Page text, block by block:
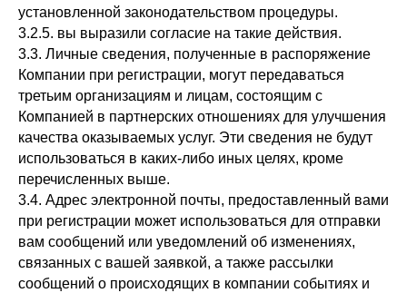
установленной законодательством процедуры.
3.2.5. вы выразили согласие на такие действия.
3.3. Личные сведения, полученные в распоряжение
Компании при регистрации, могут передаваться
третьим организациям и лицам, состоящим с
Компанией в партнерских отношениях для улучшения
качества оказываемых услуг. Эти сведения не будут
использоваться в каких-либо иных целях, кроме
перечисленных выше.
3.4. Адрес электронной почты, предоставленный вами
при регистрации может использоваться для отправки
вам сообщений или уведомлений об изменениях,
связанных с вашей заявкой, а также рассылки
сообщений о происходящих в компании событиях и